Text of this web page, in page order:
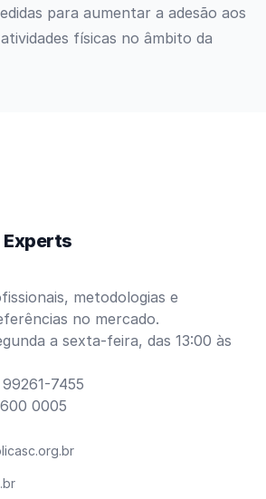
para aumentar a adesão aos
físicas no âmbito da
Experts
metodologias e
no mercado.
a sexta-feira, das 13:00 às
7455
0005